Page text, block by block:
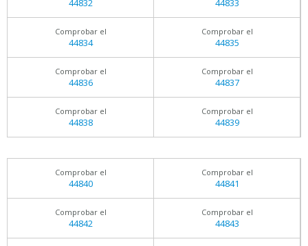
44832 44833
Comprobar el
44834
Comprobar el
44835
Comprobar el
44836
Comprobar el
44837
Comprobar el
44838
Comprobar el
44839
Comprobar el
44840
Comprobar el
44841
Comprobar el
44842
Comprobar el
44843